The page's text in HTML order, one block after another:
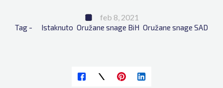
feb 8, 2021
Tag - Istaknuto Oružane snage BiH Oružane snage SAD